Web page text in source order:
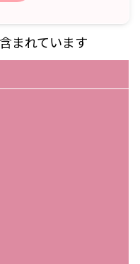
まれています